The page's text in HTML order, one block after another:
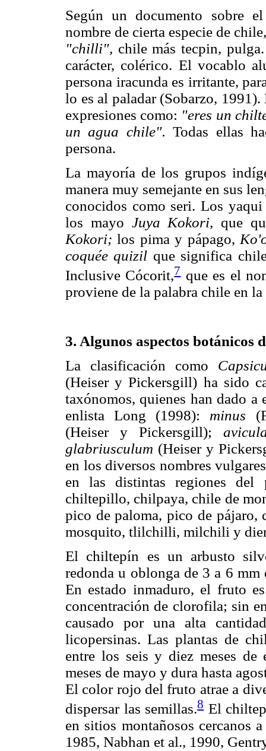
Según un documento sobre
nombre de cierta especie de
"chilli", chile más tecpin,
carácter, colérico. El vocablo
persona iracunda es irritante,
lo es al paladar (Sobarzo,
expresiones como: "eres un
un agua chile".Todas ellas
persona.
La mayoría de los grupos
manera muy semejante en sus
conocidos como seri. Los
los mayo Juya Kokori, que
Kokori;los pima y pápago,
coquée quizil que significa
Inclusive Cócorit,7que es el
proviene de la palabra chile en
3. Algunos aspectos botánicos
La clasificación como
(Heiser y Pickersgill) ha sido
taxónomos, quienes han dado
enlista Long (1998): minus
(Heiser y Pickersgill);
glabriusculum (Heiser y
en los diversos nombres
en las distintas regiones del
chiltepillo, chilpaya, chile de
pico de paloma, pico de
mosquito, tlilchilli, milchili y
El chiltepín es un arbusto
redonda u oblonga de 3 a 6
En estado inmaduro, el fruto
concentración de clorofila; sin
causado por una alta
licopersinas. Las plantas de
entre los seis y diez meses de
meses de mayo y dura hasta
El color rojo del fruto atrae a
dispersar las semillas.8El
en sitios montañosos cercanos
1985, Nabhan et al., 1990,